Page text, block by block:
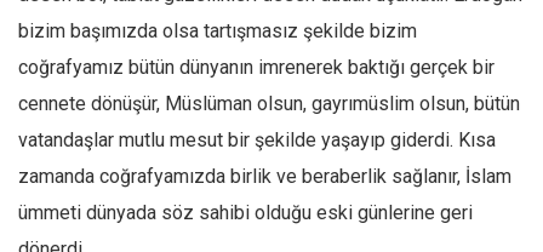
Yazarlar
Mahmut Toptaş
Yvonne Ridley
Barış Tarımcıoğlu
bizim başımızda olsa tartışmasız şekilde bizim
coğrafyamız bütün dünyanın imrenerek baktığı gerçek bir
cennete dönüşür, Müslüman olsun, gayrımüslim olsun, bütün
vatandaşlar mutlu mesut bir şekilde yaşayıp giderdi. Kısa
zamanda coğrafyamızda birlik ve beraberlik sağlanır, İslam
ümmeti dünyada söz sahibi olduğu eski günlerine geri